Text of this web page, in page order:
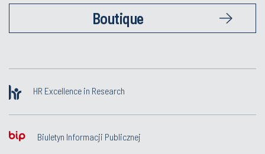
Boutique
HR Excellence in Research
Biuletyn Informacji Publicznej